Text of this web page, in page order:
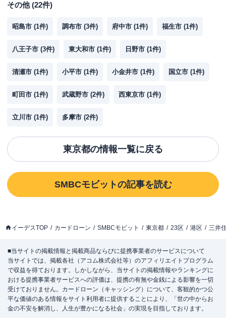
その他(22件)
昭島市 (1件) 調布市 (3件) 府中市 (1件) 福生市 (1件)
八王子市 (3件) 東大和市 (1件) 日野市 (1件)
清瀬市 (1件) 小平市 (1件) 小金井市 (1件) 国立市 (1件)
町田市 (1件) 武蔵野市 (2件) 西東京市 (1件)
立川市 (1件) 多摩市 (2件)
東京都の情報一覧に戻る
SMBCモビットの記事を読む
イーデスTOP カードローン SMBCモビット 東京都 23区 港区 三井
■当サイトの掲載情報と掲載商品ならびに提携事業者のサービスについて
当サイトでは、掲載各社（アコム株式会社等）のアフィリエイトプログラム
で収益を得ております。しかしながら、当サイトの掲載情報やランキングに
おける提携事業者サービスへの評価は、提携の有無や金銭による影響を一切
受けておりません。カードローン（キャッシング）について、客観的かつ公
平な価値のある情報をサイト利用者に提供することにより、「世の中からお
金の不安を解消し、人生が豊かになる社会」の実現を目指しております。